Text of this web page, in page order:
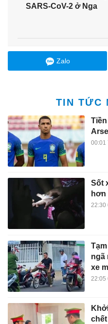
SARS-CoV-2 ở Nga
Zalo
TIN TỨC
00:01
Sốt
hơn
22:30
ngã
xe
22:05